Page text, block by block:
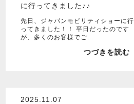
に行ってきました♪♪
先日、ジャパンモビリティショーに行
ってきました！！ 平日だったのです
が、多くのお客様でご…
つづきを読む
2025.11.07